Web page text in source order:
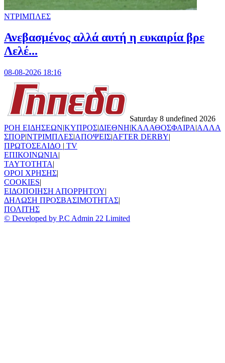
ΝΤΡΙΜΠΛΕΣ
Ανεβασμένος αλλά αυτή η ευκαιρία βρε
Λελέ...
08-08-2026 18:16
Saturday 8 undefined 2026
ΡΟΗ ΕΙΔΗΣΕΩΝ|ΚΥΠΡΟΣ|ΔΙΕΘΝΗ|ΚΑΛΑΘΟΣΦΑΙΡΑ|ΑΛΛΑ
ΣΠΟΡ|ΝΤΡΙΜΠΛΕΣ|ΑΠΟΨΕΙΣ|AFTER DERBY|
ΠΡΩΤΟΣΕΛΙΔΟ | TV
ΕΠΙΚΟΙΝΩΝΙΑ|
TAYTOTHTA|
ΟΡΟΙ ΧΡΗΣΗΣ|
COOKIES|
ΕΙΔΟΠΟΙΗΣΗ ΑΠΟΡΡΗΤΟΥ|
ΔΗΛΩΣΗ ΠΡΟΣΒΑΣΙΜΟΤΗΤΑΣ|
ΠΟΛΙΤΗΣ
© Developed by P.C Admin 22 Limited